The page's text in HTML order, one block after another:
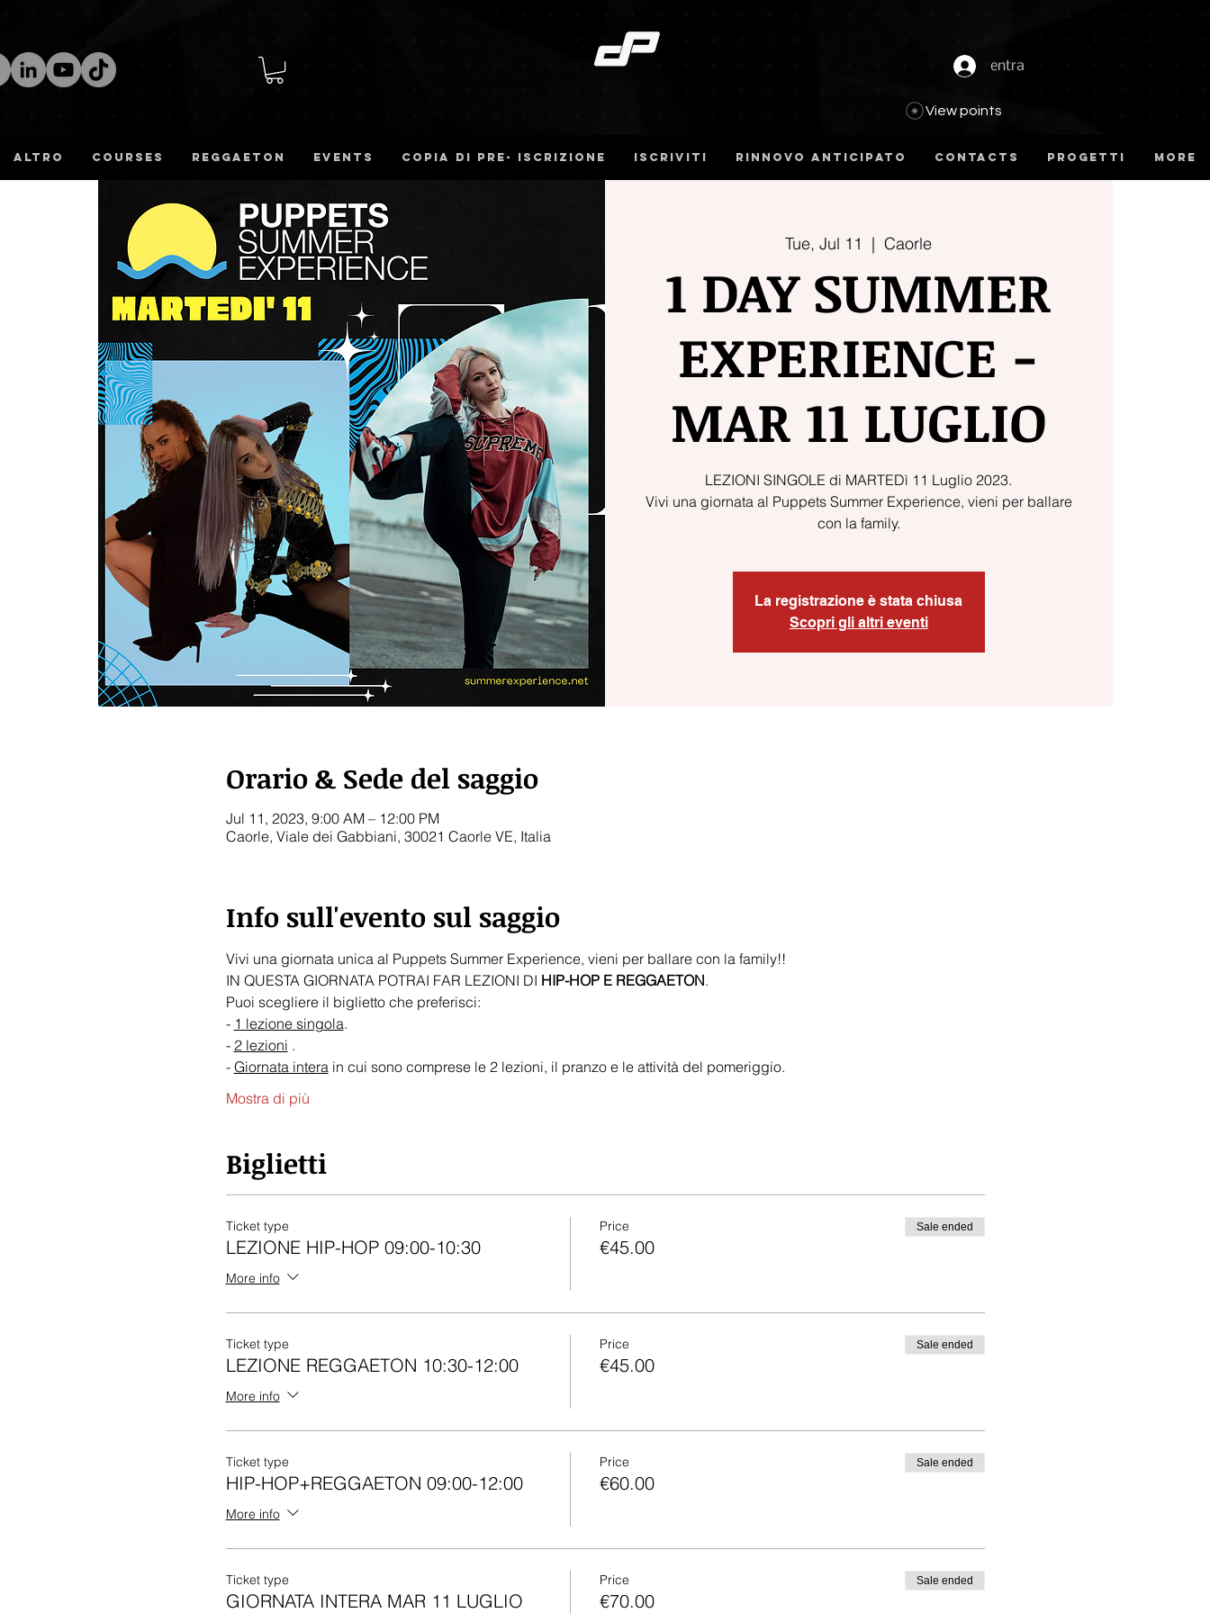
entra
View points
more
Progetti
Contacts
Rinnovo anticipato
iscriviti
Copia di pre- iscrizione
Events
REGGAETON
COURSES
altro
Tue, Jul 11
  |
Caorle
1 DAY SUMMER
EXPERIENCE -
MAR 11 LUGLIO
LEZIONI SINGOLE di MARTEDì 11 Luglio 2023.
Vivi una giornata al Puppets Summer Experience, vieni per ballare
La registrazione è stata chiusa
Scopri gli altri eventi
Orario & Sede del saggio
Jul 11, 2023, 9:00 AM – 12:00 PM
Caorle, Viale dei Gabbiani, 30021 Caorle VE, Italia
Info sull'evento sul saggio
Vivi una giornata unica al Puppets Summer Experience, vieni per ballare con la family!!
IN QUESTA GIORNATA POTRAI FAR LEZIONI DI HIP-HOP E REGGAETON.
Puoi scegliere il biglietto che preferisci:
- 1 lezione singola.
- 2 lezioni .
- Giornata intera in cui sono comprese le 2 lezioni, il pranzo e le attività del pomeriggio.
Mostra di più
Biglietti
Ticket type
LEZIONE HIP-HOP 09:00-10:30
More info
Price
€45.00
Sale ended
Ticket type
LEZIONE REGGAETON 10:30-12:00
More info
Price
€45.00
Sale ended
Ticket type
HIP-HOP+REGGAETON 09:00-12:00
More info
Price
€60.00
Sale ended
Ticket type
GIORNATA INTERA MAR 11 LUGLIO
Price
€70.00
Sale ended